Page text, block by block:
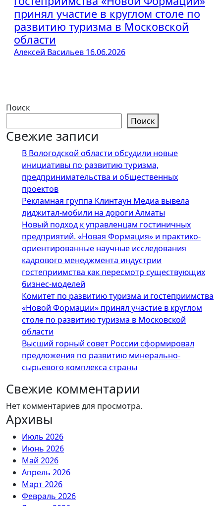
принял участие в круглом столе по
развитию туризма в Московской
области
Алексей Васильев 16.06.2026
Поиск
Поиск
Свежие записи
В Вологодской области обсудили новые
инициативы по развитию туризма,
предпринимательства и общественных
проектов
Рекламная группа Клинтаун Медиа вывела
диджитал-мобили на дороги Алматы
Новый подход к управленцам гостиничных
предприятий. «Новая Формация» и практико-
ориентированные научные исследования
кадрового менеджмента индустрии
гостеприимства как пересмотр существующих
бизнес-моделей
Комитет по развитию туризма и гостеприимства
«Новой Формации» принял участие в круглом
столе по развитию туризма в Московской
области
Высший горный совет России сформировал
предложения по развитию минерально-
сырьевого комплекса страны
Свежие комментарии
Нет комментариев для просмотра.
Архивы
Июль 2026
Июнь 2026
Май 2026
Апрель 2026
Март 2026
Февраль 2026